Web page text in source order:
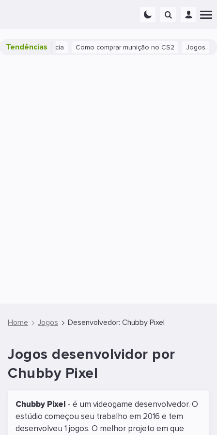
Tendências
Sua Experiência Como comprar munição no CS2 Jogos
Home Jogos Desenvolvedor: Chubby Pixel
Jogos desenvolvidor por
Chubby Pixel
Chubby Pixel - é um videogame desenvolvedor. O
estúdio começou seu trabalho em 2016 e tem
desenvolveu 1 jogos. O melhor projeto em que